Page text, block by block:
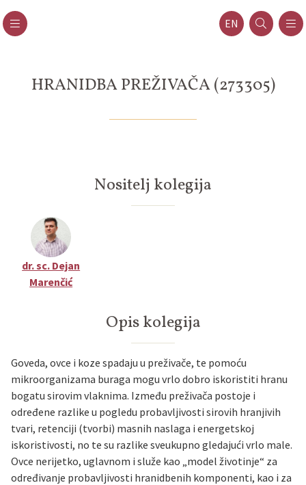
EN
HRANIDBA PREŽIVAČA (273305)
Nositelj kolegija
dr. sc. Dejan
Marenčić
Opis kolegija
Goveda, ovce i koze spadaju u preživače, te pomoću
mikroorganizama buraga mogu vrlo dobro iskoristiti hranu
bogatu sirovim vlaknima. Između preživača postoje i
određene razlike u pogledu probavljivosti sirovih hranjivih
tvari, retenciji (tvorbi) masnih naslaga i energetskoj
iskoristivosti, no te su razlike sveukupno gledajući vrlo male.
Ovce nerijetko, uglavnom i služe kao „model životinje“ za
određivanje probavljivosti hranidbenih komponenti, kao i za